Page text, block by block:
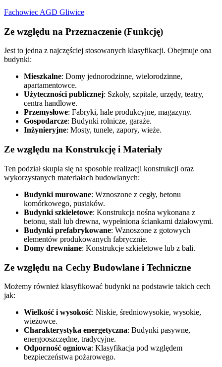
Fachowiec AGD Gliwice
Ze względu na Przeznaczenie (Funkcję)
Jest to jedna z najczęściej stosowanych klasyfikacji. Obejmuje ona
budynki:
Mieszkalne: Domy jednorodzinne, wielorodzinne,
apartamentowce.
Użyteczności publicznej: Szkoły, szpitale, urzędy, teatry,
centra handlowe.
Przemysłowe: Fabryki, hale produkcyjne, magazyny.
Gospodarcze: Budynki rolnicze, garaże.
Inżynieryjne: Mosty, tunele, zapory, wieże.
Ze względu na Konstrukcję i Materiały
Ten podział skupia się na sposobie realizacji konstrukcji oraz
wykorzystanych materiałach budowlanych:
Budynki murowane: Wznoszone z cegły, betonu
komórkowego, pustaków.
Budynki szkieletowe: Konstrukcja nośna wykonana z
betonu, stali lub drewna, wypełniona ściankami działowymi.
Budynki prefabrykowane: Wznoszone z gotowych
elementów produkowanych fabrycznie.
Domy drewniane: Konstrukcje szkieletowe lub z bali.
Ze względu na Cechy Budowlane i Techniczne
Możemy również klasyfikować budynki na podstawie takich cech
jak:
Wielkość i wysokość: Niskie, średniowysokie, wysokie,
wieżowce.
Charakterystyka energetyczna: Budynki pasywne,
energooszczędne, tradycyjne.
Odporność ogniowa: Klasyfikacja pod względem
bezpieczeństwa pożarowego.